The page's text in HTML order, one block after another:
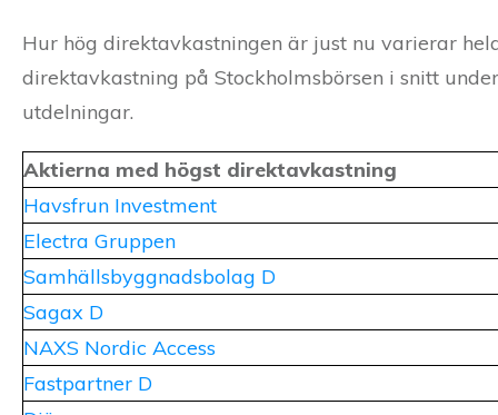
Hur hög direktavkastningen är just nu varierar
direktavkastning på Stockholmsbörsen i snitt
utdelningar.
Aktierna med högst direktavkastning
Havsfrun Investment
Electra Gruppen
Samhällsbyggnadsbolag D
Sagax D
NAXS Nordic Access
Fastpartner D